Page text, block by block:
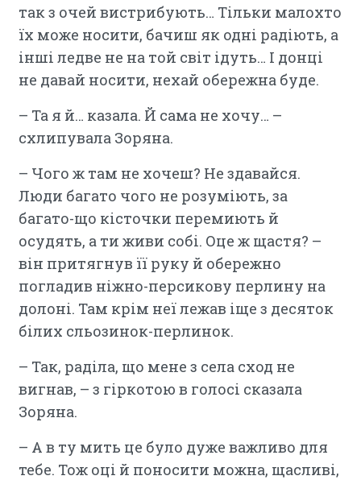
так з очей вистрибують… Тільки малохто
їх може носити, бачиш як одні радіють, а
інші ледве не на той світ ідуть… І донці
не давай носити, нехай обережна буде.
– Та я й… казала. Й сама не хочу… –
схлипувала Зоряна.
– Чого ж там не хочеш? Не здавайся.
Люди багато чого не розуміють, за
багато-що кісточки перемиють й
осудять, а ти живи собі. Оце ж щастя? –
він притягнув її руку й обережно
погладив ніжно-персикову перлину на
долоні. Там крім неї лежав іще з десяток
білих сльозинок-перлинок.
– Так, раділа, що мене з села сход не
вигнав, – з гіркотою в голосі сказала
Зоряна.
– А в ту мить це було дуже важливо для
тебе. Тож оці й поносити можна, щасливі,